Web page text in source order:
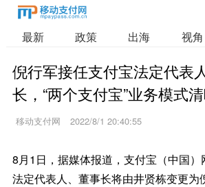
最新 政策 出海 视角
倪行军接任支付宝法定代表
长，“两个支付宝”业务模式
移动支付网 2022/8/1 20:40:55
8月1日，据媒体报道，支付宝（中国）
法定代表人、董事长将由井贤栋变更为